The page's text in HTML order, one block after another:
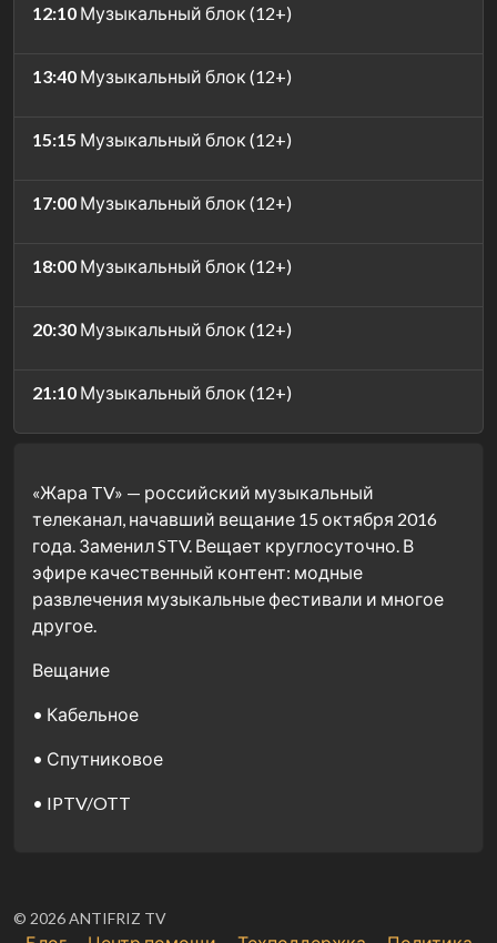
12:10 Музыкальный блок (12+)
13:40 Музыкальный блок (12+)
15:15 Музыкальный блок (12+)
17:00 Музыкальный блок (12+)
18:00 Музыкальный блок (12+)
20:30 Музыкальный блок (12+)
21:10 Музыкальный блок (12+)
«Жара TV» — российский музыкальный
телеканал, начавший вещание 15 октября 2016
года. Заменил STV. Вещает круглосуточно. В
эфире качественный контент: модные
развлечения музыкальные фестивали и многое
другое.
Вещание
• Кабельное
• Спутниковое
• IPTV/OTT
© 2026 ANTIFRIZ TV